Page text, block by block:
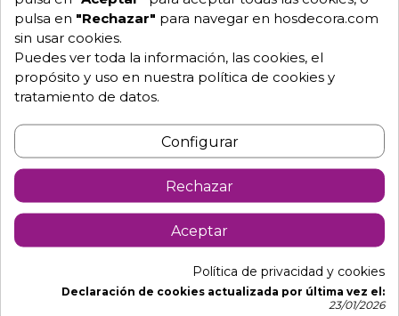
Descripción Detalles de producto
Sillón de alta calidad para terrazas de
hostelería
Fabricados en polipropileno fiberglass tratado anti-
UV y teñido en masa.
Efecto mate. Con tapones antideslizantes. Resina
reciclable.
Lamas horizontales estilizadas, máximo confort y
versatilidad caracterizan la silla sin reposabrazos
diseñada con medidas compactas para aprovechar al
pulsa en "Rechazar" para navegar en hosdecora.com
sin usar cookies.
Puedes ver toda la información, las cookies, el
propósito y uso en nuestra política de cookies y
tratamiento de datos.
Configurar
Rechazar
Aceptar
Política de privacidad y cookies
Declaración de cookies actualizada por última vez el:
23/01/2026